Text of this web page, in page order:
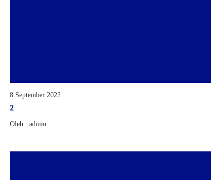
8 September 2022
2
Oleh : admin